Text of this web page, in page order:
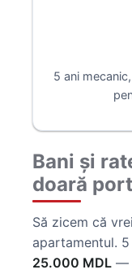
5 ani
Bani și
doară
Să zicem că
apartamentul.
25.000 MDL —